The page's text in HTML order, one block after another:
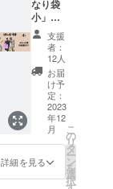
なり袋
小」
上乗せ
大歓
迎！ 私
たちの
考えた
ぷらっ
と君が
印刷さ
れた巾
着と一
緒に発
送いた
しま
支援
者：
12人
お届
け予
定：
2023
年12
月
詳細を見る
こ
の
リ
タ
ー
ン
を
選
択